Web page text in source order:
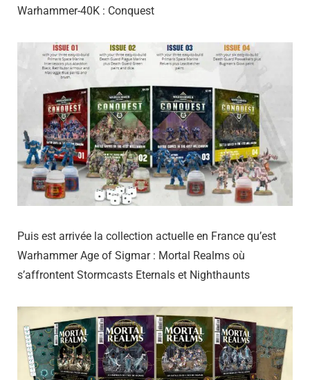
Warhammer-40K : Conquest
Puis est arrivée la collection actuelle en France qu’est
Warhammer Age of Sigmar : Mortal Realms où
s’affrontent Stormcasts Eternals et Nighthaunts